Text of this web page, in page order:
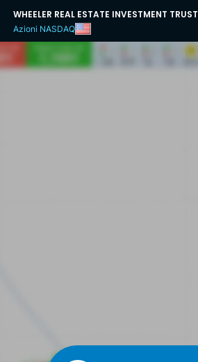
WHEELER REAL ESTATE INVESTMENT TRUST
Azioni NASDAQ